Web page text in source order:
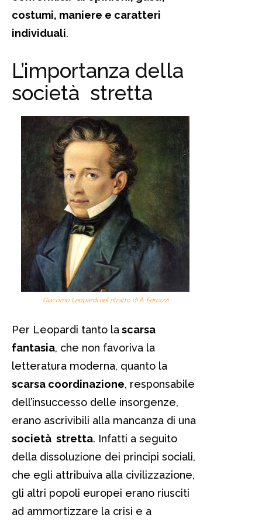
costumi, maniere e caratteri
individuali.
L’importanza della
società stretta
Giacomo Leopardi nel ritratto di A. Ferrazzi
Per Leopardi tanto lascarsa
fantasia, che non favoriva la
letteratura moderna, quanto la
scarsa coordinazione, responsabile
dell’insuccesso delle insorgenze,
erano ascrivibili alla mancanza di una
società stretta. Infatti a seguito
della dissoluzione dei principi sociali,
che egli attribuiva alla civilizzazione,
gli altri popoli europei erano riusciti
ad ammortizzare la crisi e a